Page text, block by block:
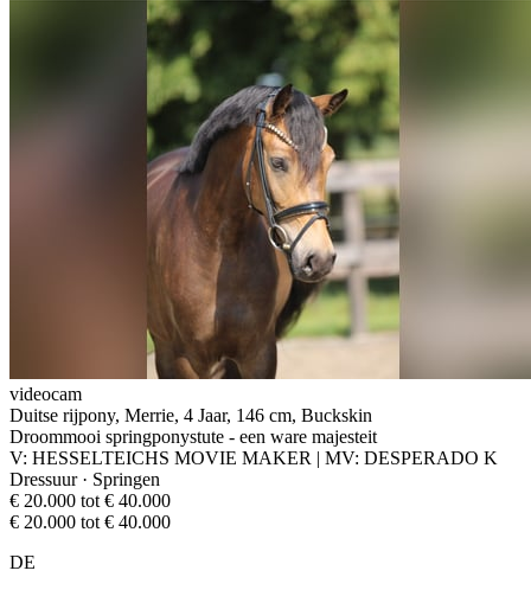
videocam
Duitse rijpony, Merrie, 4 Jaar, 146 cm, Buckskin
Droommooi springponystute - een ware majesteit
V: HESSELTEICHS MOVIE MAKER | MV: DESPERADO K
Dressuur · Springen
€ 20.000 tot € 40.000
€ 20.000 tot € 40.000
DE